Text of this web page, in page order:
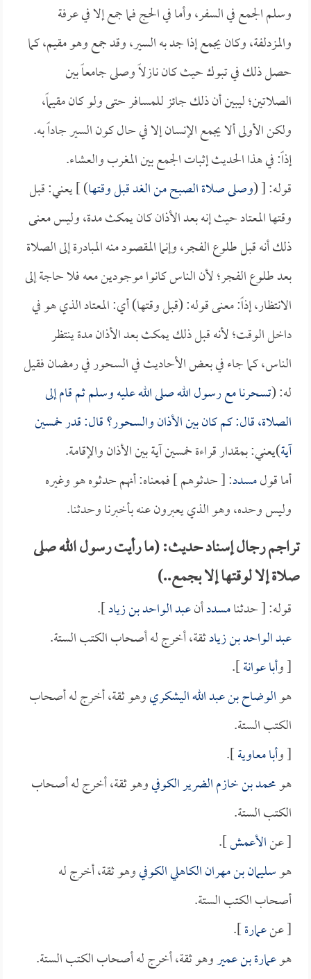
وسلم الجمع في السفر، وأما في الحج فما جمع إلا في عرفة
والمزدلفة، وكان يجمع إذا جد به السير، وقد جمع وهو مقيم، كما
حصل ذلك في تبوك حيث كان نازلاً وصلى جامعاً بين
الصلاتين؛ ليبين أن ذلك جائز للمسافر حتى ولو كان مقيماً،
ولكن الأولى ألا يجمع الإنسان إلا في حال كون السير جاداً به.
إذاً: في هذا الحديث إثبات الجمع بين المغرب والعشاء.
قوله: [ (وصلى صلاة الصبح من الغد قبل وقتها) ] يعني: قبل
وقتها المعتاد حيث إنه بعد الأذان كان يمكث مدة، وليس معنى
ذلك أنه قبل طلوع الفجر، وإنما المقصود منه المبادرة إلى الصلاة
بعد طلوع الفجر؛ لأن الناس كانوا موجودين معه فلا حاجة إلى
الانتظار، إذاً: معنى قوله: (قبل وقتها) أي: المعتاد الذي هو في
داخل الوقت؛ لأنه قبل ذلك يمكث بعد الأذان مدة ينتظر
الناس، كما جاء في بعض الأحاديث في السحور في رمضان فقيل
له: (تسحرنا مع رسول الله صلى الله عليه وسلم ثم قام إلى
الصلاة، قال: كم كان بين الأذان والسحور؟ قال: قدر خمسين
آية)يعني: بمقدار قراءة خمسين آية بين الأذان والإقامة.
أما قولمسدد: [ حدثوهم ] فمعناه: أنهم حدثوه هو وغيره
وليس وحده، وهو الذي يعبرون عنه بأخبرنا وحدثنا.
تراجم رجال إسناد حديث: (ما رأيت رسول الله صلى
صلاة إلا لوقتها إلا بجمع..)
قوله: [ حدثنامسددأنعبد الواحد بن زياد].
عبد الواحد بن زيادثقة، أخرج له أصحاب الكتب الستة.
[ وأبا عوانة].
هوالوضاح بن عبد الله اليشكريوهو ثقة، أخرج له أصحاب
الكتب الستة.
[ وأبا معاوية].
هومحمد بن خازم الضرير الكوفيوهو ثقة، أخرج له أصحاب
الكتب الستة.
[ عنالأعمش].
هوسليمان بن مهران الكاهلي الكوفيوهو ثقة، أخرج له
أصحاب الكتب الستة.
[ عنعمارة].
هوعمارة بن عميروهو ثقة، أخرج له أصحاب الكتب الستة.